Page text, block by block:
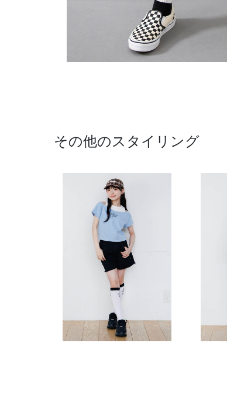
その他のスタイリング